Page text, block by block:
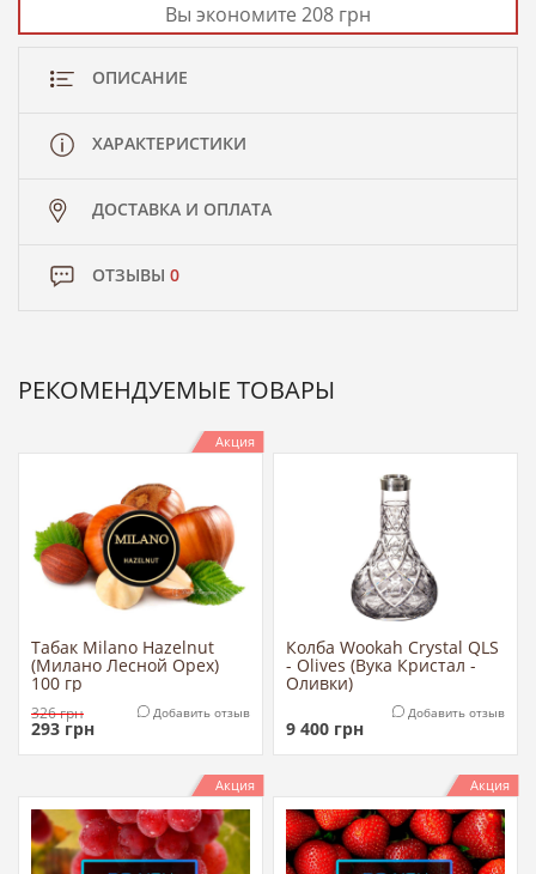
Вы экономите 208 грн
ОПИСАНИЕ
ХАРАКТЕРИСТИКИ
ДОСТАВКА И ОПЛАТА
ОТЗЫВЫ 0
РЕКОМЕНДУЕМЫЕ ТОВАРЫ
Акция
Табак Milano Hazelnut
(Милано Лесной Орех)
100 гр
326грн
293 грн
Добавить отзыв
Колба Wookah Crystal QLS
- Olives (Вука Кристал -
Оливки)
9 400 грн
Добавить отзыв
Акция Акция